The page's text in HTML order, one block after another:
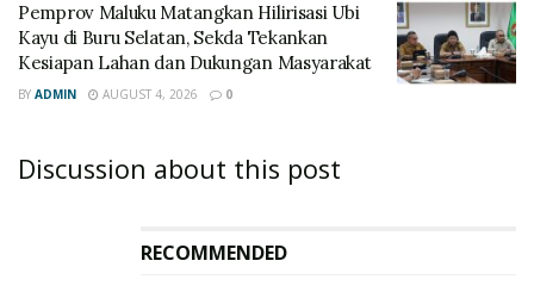
‎Pemprov Maluku Matangkan Hilirisasi Ubi
Kayu di Buru Selatan, Sekda Tekankan
Kesiapan Lahan dan Dukungan Masyarakat
BY ADMIN AUGUST 4, 2026 0
Discussion about this post
RECOMMENDED